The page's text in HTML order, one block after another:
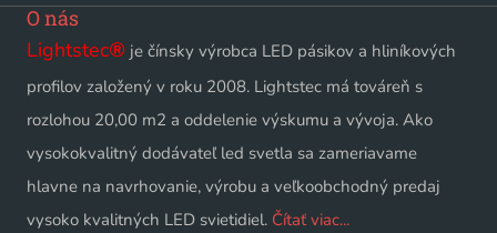
O nás
Lightstec® je čínsky výrobca LED pásikov a hliníkových
profilov založený v roku 2008. Lightstec má továreň s
rozlohou 20,00 m2 a oddelenie výskumu a vývoja. Ako
vysokokvalitný dodávateľ led svetla sa zameriavame
hlavne na navrhovanie, výrobu a veľkoobchodný predaj
vysoko kvalitných LED svietidiel. Čítať viac...